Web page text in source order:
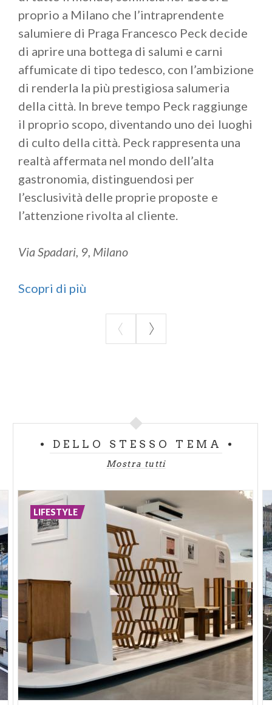
proprio a Milano che l’intraprendente
salumiere di Praga Francesco Peck decide
di aprire una bottega di salumi e carni
affumicate di tipo tedesco, con l’ambizione
di renderla la più prestigiosa salumeria
della città. In breve tempo Peck raggiunge
il proprio scopo, diventando uno dei luoghi
di culto della città. Peck rappresenta una
realtà affermata nel mondo dell’alta
gastronomia, distinguendosi per
l’esclusività delle proprie proposte e
l’attenzione rivolta al cliente.
Via Spadari, 9, Milano
Scopri di più
DELLO STESSO TEMA
Mostra tutti
LIFESTYLE